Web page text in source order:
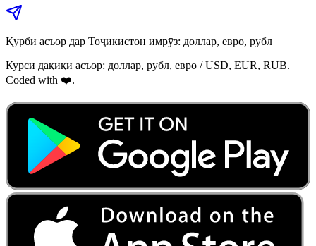
Қурби асъор дар Тоҷикистон имрӯз: доллар, евро, рубл
Курси дақиқи асъор: доллар, рубл, евро / USD, EUR, RUB.
Coded with ❤️.